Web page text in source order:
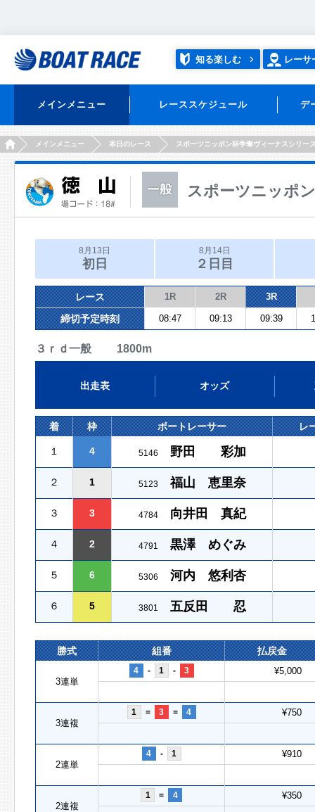
知る楽しむ レーサ
メインメニュー レーススケジュール デ
HOMEメインメニュー 本日のレース スポーツニッポン杯争奪ヴィーナスシリー
スポーツニッポ
8月13日
初日
8月14日
２日目
レース 1R 2R 3R
締切予定時刻 08:47 09:13 09:39
３ｒｄ一般 1800m
出走表 オッズ
着 枠 ボートレーサー レ
１ 4 5146 野田 彩加
２ 1 5123 福山 恵里奈
３ 3 4784 向井田 真紀
４ 2 4791 黒澤 めぐみ
５ 6 5306 河内 悠利杏
６ 5 3801 五反田 忍
勝式 組番 払戻金
3連単
4 - 1 - 3 ¥5,000
3連複
1 = 3 = 4 ¥750
2連単
4 - 1 ¥910
2連複
1 = 4 ¥350